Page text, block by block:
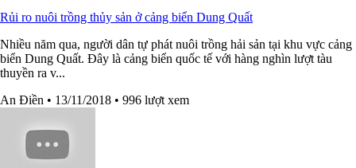
Rủi ro nuôi trồng thủy sản ở cảng biển Dung Quất
Nhiều năm qua, người dân tự phát nuôi trồng hải sản tại khu vực cảng
biển Dung Quất. Đây là cảng biển quốc tế với hàng nghìn lượt tàu
thuyền ra v...
An Điền • 13/11/2018 • 996 lượt xem